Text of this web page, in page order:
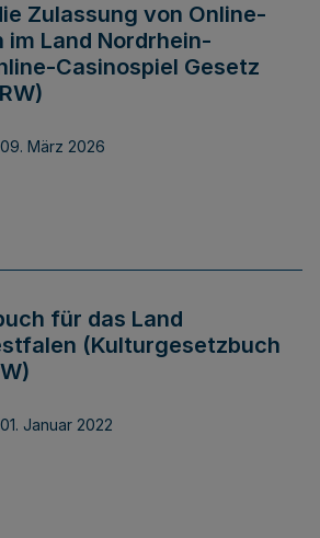
Zulassung von Online-
im Land Nordrhein-
Casinospiel Gesetz
März 2026
für das Land
(Kulturgesetzbuch
Januar 2022